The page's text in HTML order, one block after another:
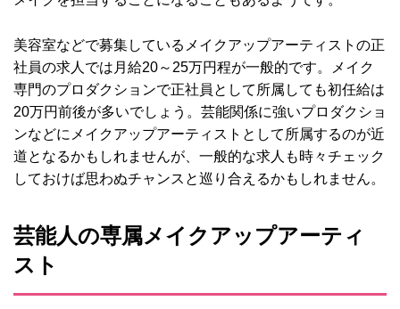
美容室などで募集しているメイクアップアーティストの正
社員の求人では月給20～25万円程が一般的です。メイク
専門のプロダクションで正社員として所属しても初任給は
20万円前後が多いでしょう。芸能関係に強いプロダクショ
ンなどにメイクアップアーティストとして所属するのが近
道となるかもしれませんが、一般的な求人も時々チェック
しておけば思わぬチャンスと巡り合えるかもしれません。
芸能人の専属メイクアップアーティ
スト